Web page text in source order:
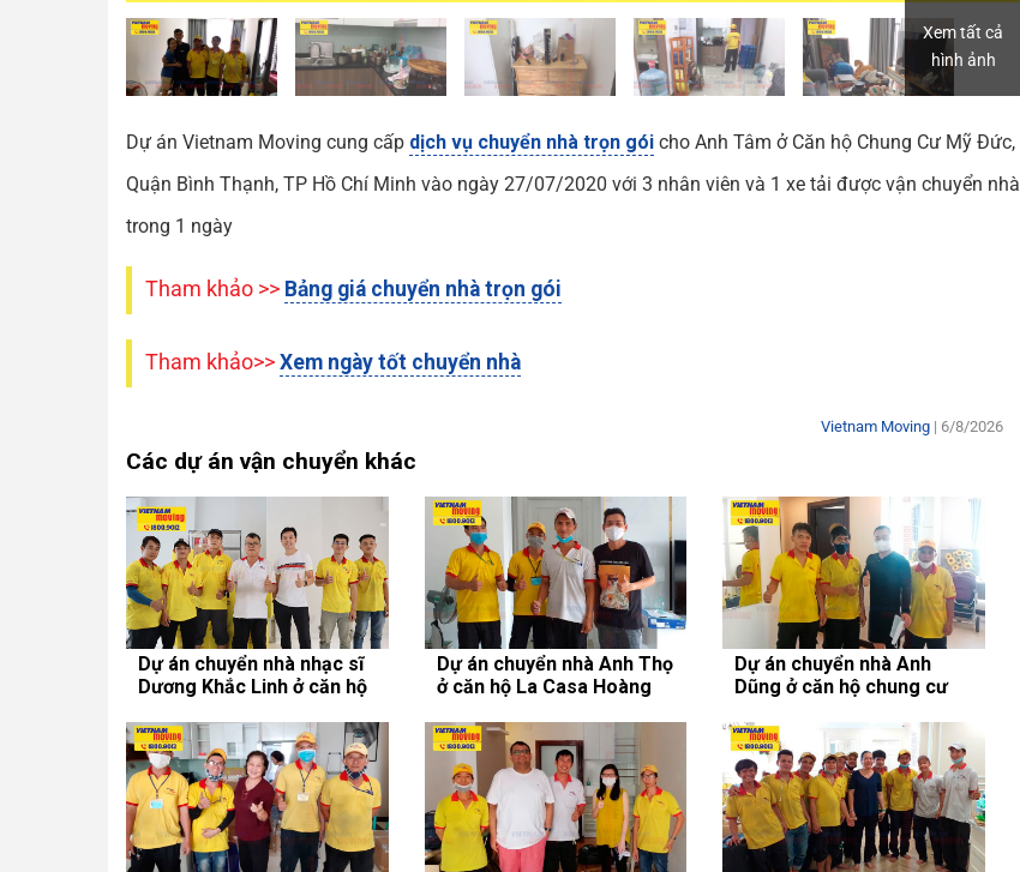
Xem tất cả
hình ảnh
Dự án Vietnam Moving cung cấp dịch vụ chuyển nhà trọn gói cho Anh Tâm ở Căn hộ Chung Cư Mỹ Đức,
Quận Bình Thạnh, TP Hồ Chí Minh vào ngày 27/07/2020 với 3 nhân viên và 1 xe tải được vận chuyển nhà
trong 1 ngày
Tham khảo >> Bảng giá chuyển nhà trọn gói
Tham khảo>> Xem ngày tốt chuyển nhà
Vietnam Moving| 6/8/2026
Các dự án vận chuyển khác
Dự án chuyển nhà nhạc sĩ
Dương Khắc Linh ở căn hộ
Dự án chuyển nhà Anh Thọ
ở căn hộ La Casa Hoàng
Dự án chuyển nhà Anh
Dũng ở căn hộ chung cư